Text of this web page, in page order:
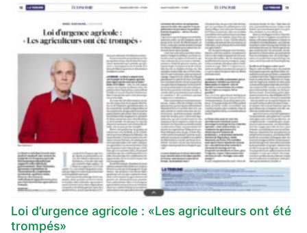
Loi d’urgence agricole : «Les agriculteurs ont été
trompés»